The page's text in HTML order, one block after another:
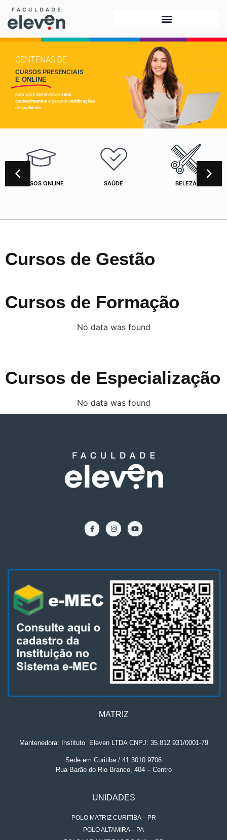
CENTENAS DE
CURSOS PRESENCIAIS
E ONLINE
para você desenvolver seus
conhecimentos e garantir certificações
de qualidade.
CURSOS ONLINE SAÚDE BELEZA
Cursos de Gestão
Cursos de Formação
No data was found
Cursos de Especialização
No data was found
MATRIZ
Mantenedora: Instituto. Eleven LTDA CNPJ: 35.812.931/0001-79
Sede em Curitiba / 41 3010.9706
Rua Barão do Rio Branco, 404 – Centro
UNIDADES
POLO MATRIZ CURITIBA – PR
POLO ALTAMIRA – PA